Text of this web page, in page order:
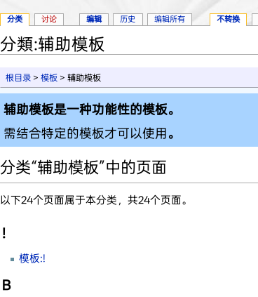
分類:辅助模板
根目录 >模板 > 辅助模板
辅助模板是一种功能性的模板。
需结合特定的模板才可以使用。
分类“辅助模板”中的页面
以下24个页面属于本分类，共24个页面。
!
模板:!
B
分类 讨论 编辑 历史 编辑所有 不转换